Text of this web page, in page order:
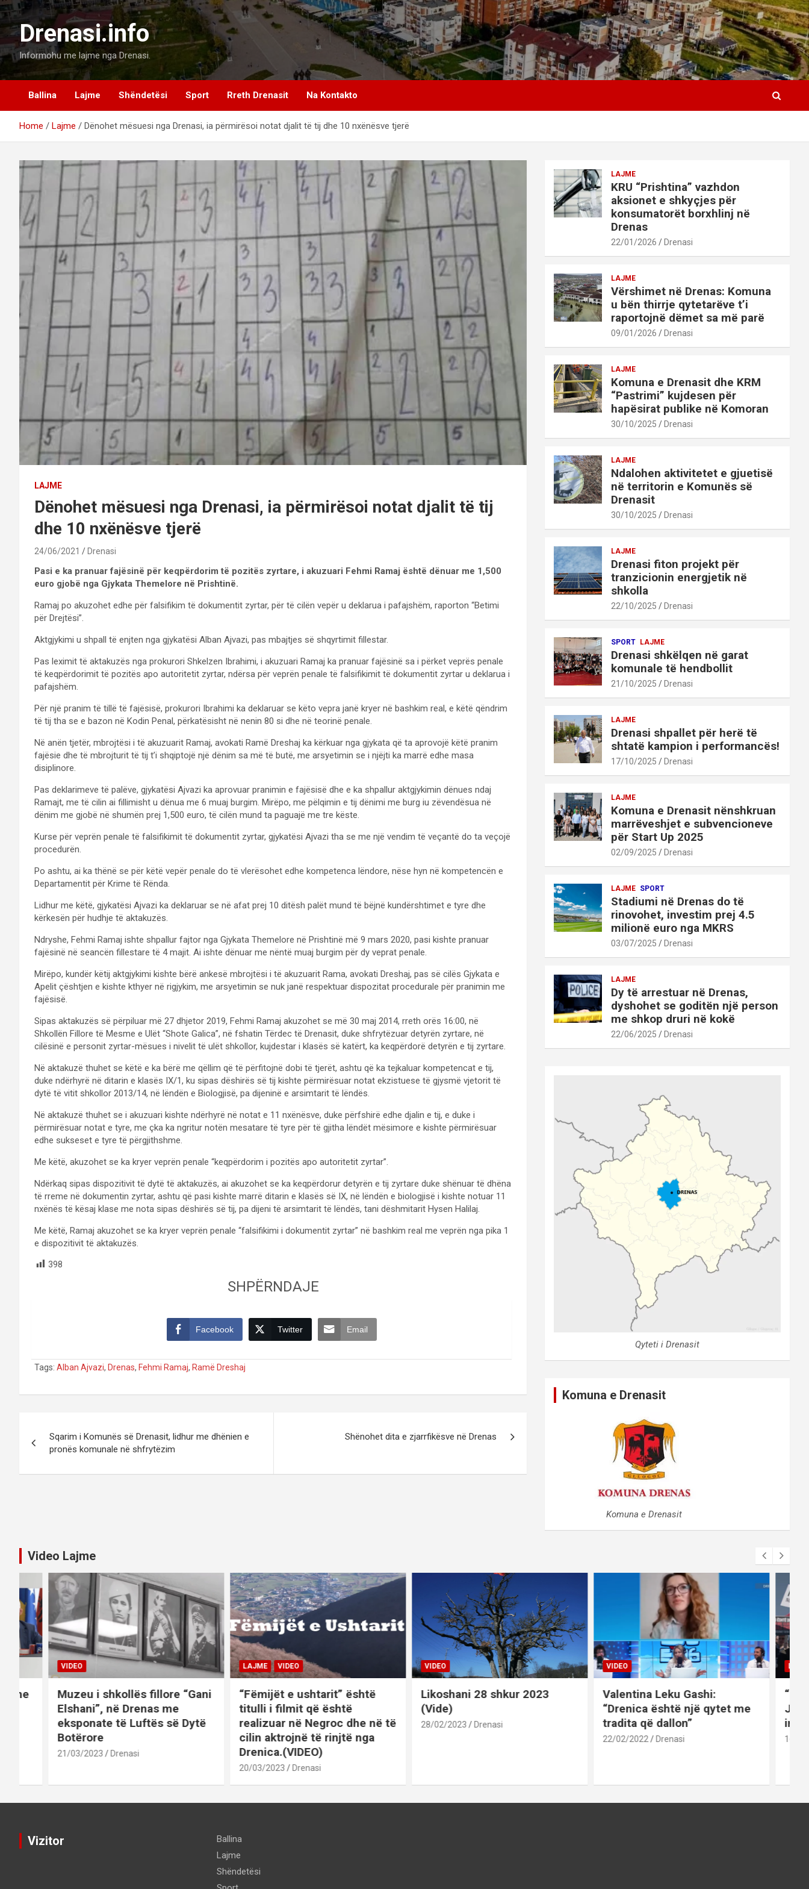
Skip
to
contentDrenasi.info
Informohu me lajme nga Drenasi.
Ballina Lajme Shëndetësi Sport Rreth Drenasit Na Kontakto
Home Lajme Dënohet mësuesi nga Drenasi, ia përmirësoi notat djalit të tij dhe 10 nxënësve tjerë
LAJME
Dënohet mësuesi nga Drenasi, ia përmirësoi notat djalit të tij
dhe 10 nxënësve tjerë
24/06/2021 Drenasi
Pasi e ka pranuar fajësinë për keqpërdorim të pozitës zyrtare, i akuzuari Fehmi Ramaj është dënuar me 1,500
euro gjobë nga Gjykata Themelore në Prishtinë.
Ramaj po akuzohet edhe për falsifikim të dokumentit zyrtar, për të cilën vepër u deklarua i pafajshëm, raporton “Betimi
për Drejtësi”.
Aktgjykimi u shpall të enjten nga gjykatësi Alban Ajvazi, pas mbajtjes së shqyrtimit fillestar.
Pas leximit të aktakuzës nga prokurori Shkelzen Ibrahimi, i akuzuari Ramaj ka pranuar fajësinë sa i përket veprës penale
të keqpërdorimit të pozitës apo autoritetit zyrtar, ndërsa për veprën penale të falsifikimit të dokumentit zyrtar u deklarua i
pafajshëm.
Për një pranim të tillë të fajësisë, prokurori Ibrahimi ka deklaruar se këto vepra janë kryer në bashkim real, e këtë qëndrim
të tij tha se e bazon në Kodin Penal, përkatësisht në nenin 80 si dhe në teorinë penale.
Në anën tjetër, mbrojtësi i të akuzuarit Ramaj, avokati Ramë Dreshaj ka kërkuar nga gjykata që ta aprovojë këtë pranim
fajësie dhe të mbrojturit të tij t’i shqiptojë një dënim sa më të butë, me arsyetimin se i njëjti ka marrë edhe masa
disiplinore.
Pas deklarimeve të palëve, gjykatësi Ajvazi ka aprovuar pranimin e fajësisë dhe e ka shpallur aktgjykimin dënues ndaj
Ramajt, me të cilin ai fillimisht u dënua me 6 muaj burgim. Mirëpo, me pëlqimin e tij dënimi me burg iu zëvendësua në
dënim me gjobë në shumën prej 1,500 euro, të cilën mund ta paguajë me tre këste.
Kurse për veprën penale të falsifikimit të dokumentit zyrtar, gjykatësi Ajvazi tha se me një vendim të veçantë do ta veçojë
procedurën.
Po ashtu, ai ka thënë se për këtë vepër penale do të vlerësohet edhe kompetenca lëndore, nëse hyn në kompetencën e
Departamentit për Krime të Rënda.
Lidhur me këtë, gjykatësi Ajvazi ka deklaruar se në afat prej 10 ditësh palët mund të bëjnë kundërshtimet e tyre dhe
kërkesën për hudhje të aktakuzës.
Ndryshe, Fehmi Ramaj ishte shpallur fajtor nga Gjykata Themelore në Prishtinë më 9 mars 2020, pasi kishte pranuar
fajësinë në seancën fillestare të 4 majit. Ai ishte dënuar me nëntë muaj burgim për dy veprat penale.
Mirëpo, kundër këtij aktgjykimi kishte bërë ankesë mbrojtësi i të akuzuarit Rama, avokati Dreshaj, pas së cilës Gjykata e
Apelit çështjen e kishte kthyer në rigjykim, me arsyetimin se nuk janë respektuar dispozitat procedurale për pranimin me
fajësisë.
Sipas aktakuzës së përpiluar më 27 dhjetor 2019, Fehmi Ramaj akuzohet se më 30 maj 2014, rreth orës 16:00, në
Shkollën Fillore të Mesme e Ulët “Shote Galica”, në fshatin Tërdec të Drenasit, duke shfrytëzuar detyrën zyrtare, në
cilësinë e personit zyrtar-mësues i nivelit të ulët shkollor, kujdestar i klasës së katërt, ka keqpërdorë detyrën e tij zyrtare.
Në aktakuzë thuhet se këtë e ka bërë me qëllim që të përfitojnë dobi të tjerët, ashtu që ka tejkaluar kompetencat e tij,
duke ndërhyrë në ditarin e klasës IX/1, ku sipas dëshirës së tij kishte përmirësuar notat ekzistuese të gjysmë vjetorit të
dytë të vitit shkollor 2013/14, në lëndën e Biologjisë, pa dijeninë e arsimtarit të lëndës.
Në aktakuzë thuhet se i akuzuari kishte ndërhyrë në notat e 11 nxënësve, duke përfshirë edhe djalin e tij, e duke i
përmirësuar notat e tyre, me çka ka ngritur notën mesatare të tyre për të gjitha lëndët mësimore e kishte përmirësuar
edhe sukseset e tyre të përgjithshme.
Me këtë, akuzohet se ka kryer veprën penale “keqpërdorim i pozitës apo autoritetit zyrtar”.
Ndërkaq sipas dispozitivit të dytë të aktakuzës, ai akuzohet se ka keqpërdorur detyrën e tij zyrtare duke shënuar të dhëna
të rreme në dokumentin zyrtar, ashtu që pasi kishte marrë ditarin e klasës së IX, në lëndën e biologjisë i kishte notuar 11
nxënës të kësaj klase me nota sipas dëshirës së tij, pa dijeni të arsimtarit të lëndës, tani dëshmitarit Hysen Halilaj.
Me këtë, Ramaj akuzohet se ka kryer veprën penale “falsifikimi i dokumentit zyrtar” në bashkim real me veprën nga pika 1
e dispozitivit të aktakuzës.
398
SHPËRNDAJE
Facebook Twitter Email
Tags: Alban Ajvazi, Drenas, Fehmi Ramaj, Ramë Dreshaj
navigation
Sqarim i Komunës së Drenasit, lidhur me dhënien e
pronës komunale në shfrytëzim
Shënohet dita e zjarrfikësve në Drenas
LAJME
KRU “Prishtina” vazhdon
aksionet e shkyçjes për
konsumatorët borxhlinj në
Drenas
22/01/2026 Drenasi
LAJME
Vërshimet në Drenas: Komuna
u bën thirrje qytetarëve t’i
raportojnë dëmet sa më parë
09/01/2026 Drenasi
LAJME
Komuna e Drenasit dhe KRM
“Pastrimi” kujdesen për
hapësirat publike në Komoran
30/10/2025 Drenasi
LAJME
Ndalohen aktivitetet e gjuetisë
në territorin e Komunës së
Drenasit
30/10/2025 Drenasi
LAJME
Drenasi fiton projekt për
tranzicionin energjetik në
shkolla
22/10/2025 Drenasi
SPORT LAJME
Drenasi shkëlqen në garat
komunale të hendbollit
21/10/2025 Drenasi
LAJME
Drenasi shpallet për herë të
shtatë kampion i performancës!
17/10/2025 Drenasi
LAJME
Komuna e Drenasit nënshkruan
marrëveshjet e subvencioneve
për Start Up 2025
02/09/2025 Drenasi
LAJME SPORT
Stadiumi në Drenas do të
rinovohet, investim prej 4.5
milionë euro nga MKRS
03/07/2025 Drenasi
LAJME
Dy të arrestuar në Drenas,
dyshohet se goditën një person
me shkop druri në kokë
22/06/2025 Drenasi
Qyteti i Drenasit
Komuna e Drenasit
Komuna e Drenasit
Video Lajme
me
VIDEO
Muzeu i shkollës fillore “Gani
Elshani”, në Drenas me
eksponate të Luftës së Dytë
Botërore
21/03/2023 Drenasi
LAJME VIDEO
“Fëmijët e ushtarit” është
titulli i filmit që është
realizuar në Negroc dhe në të
cilin aktrojnë të rinjtë nga
Drenica.(VIDEO)
20/03/2023 Drenasi
VIDEO
Likoshani 28 shkur 2023
(Vide)
28/02/2023 Drenasi
VIDEO
Valentina Leku Gashi:
“Drenica është një qytet me
tradita që dallon”
22/02/2022 Drenasi
LAJME
inati
16/
Vizitor
Ballina
Lajme
Shëndetësi